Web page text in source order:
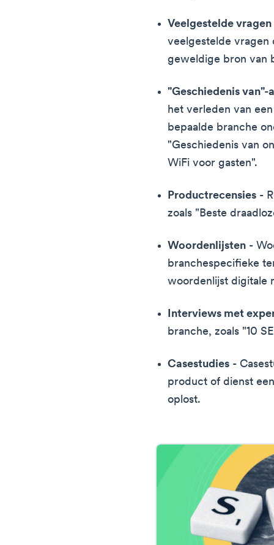
Veelgestelde vragen
veelgestelde vragen
geweldige bron van
"Geschiedenis van"-
het verleden van
bepaalde branche
"Geschiedenis van
WiFi voor gasten".
Productrecensies -
zoals "Beste
Woordenlijsten -
branchespecifieke
woordenlijst digitale
Interviews met
branche, zoals "10
Casestudies -
product of dienst
oplost.